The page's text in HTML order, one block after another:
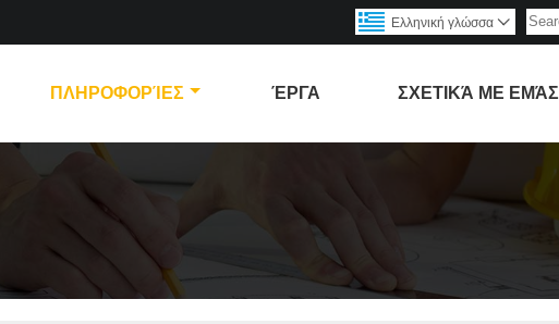
Ελληνική γλώσσα 
ΠΛΗΡΟΦΟΡΊΕΣ ΈΡΓΑ ΣΧΕΤΙΚΆ ΜΕ ΕΜΆΣ